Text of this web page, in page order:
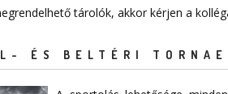
tárolók, akkor kérjen a
ÉS BELTÉRI